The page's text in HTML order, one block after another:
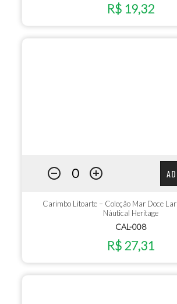
R$ 19,32
Carimbo Litoarte – Coleção Mar Doce Lar
Náutical Heritage
CAL-008
R$ 27,31